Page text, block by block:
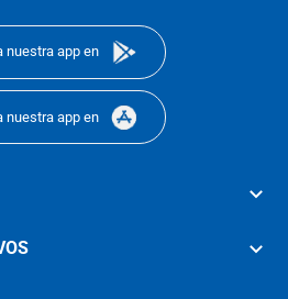
nuestra app en
nuestra app en